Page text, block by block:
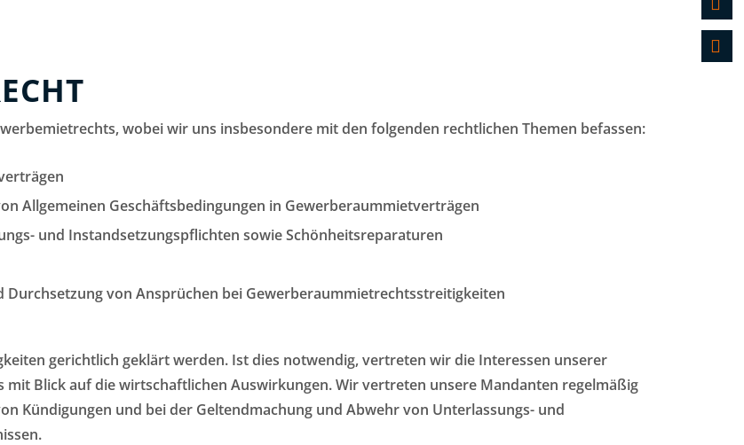
wobei wir uns insbesondere mit den folgenden rechtlichen Themen befassen:
Allgemeinen Geschäftsbedingungen in Gewerberaummietverträgen
und Instandsetzungspflichten sowie Schönheitsreparaturen
von Ansprüchen bei Gewerberaummietrechtsstreitigkeiten
gerichtlich geklärt werden. Ist dies notwendig, vertreten wir die Interessen unserer
Blick auf die wirtschaftlichen Auswirkungen. Wir vertreten unsere Mandanten regelmäßig
Kündigungen und bei der Geltendmachung und Abwehr von Unterlassungs- und